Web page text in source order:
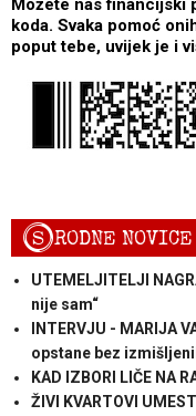
Možete nas financijski
koda. Svaka pomoć
poput tebe, uvijek je i
SRODNE NOVICE
UTEMELJITELJI
nije sam“
INTERVJU - MARIJA
opstane bez
KAD IZBORI LIČE NA
ŽIVI KVARTOVI